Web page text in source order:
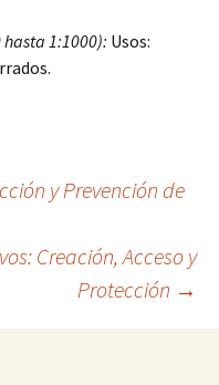
1:1000): Usos:
y Prevención de
Creación, Acceso y
Protección →